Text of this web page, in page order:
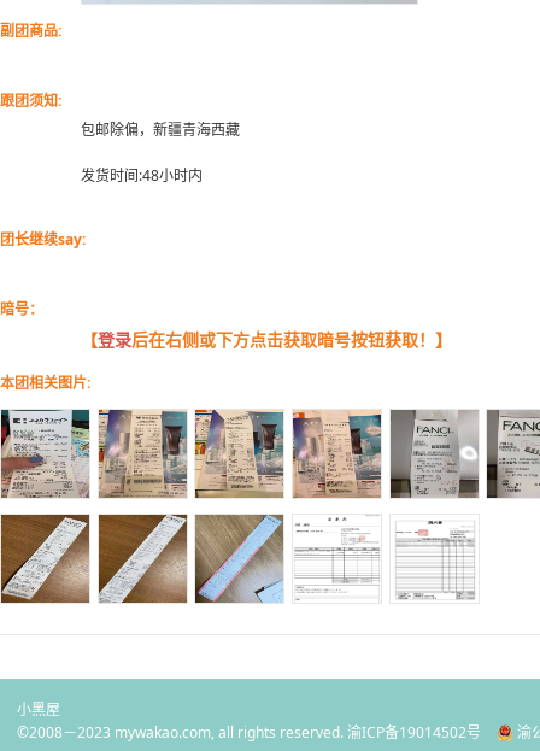
副团商品:
跟团须知:
包邮除偏，新疆青海西藏
发货时间:48小时内
团长继续say:
暗号：
【登录后在右侧或下方点击获取暗号按钮获取！】
本团相关图片:
小黑屋
©2008－2023 mywakao.com, all rights reserved.渝ICP备19014502号 渝